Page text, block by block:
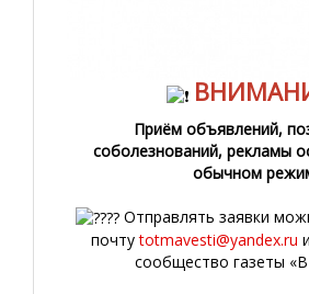
Приём объявлений,
соболезнований, рекламы
обычном
Отправлять заявки
почтуtotmavesti@yandex.ru
сообщество газеты